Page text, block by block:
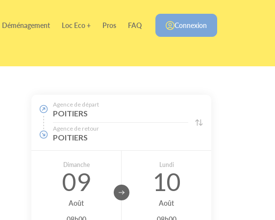
Déménagement Loc Eco + Pros FAQ Connexion
Agence de départ
POITIERS
Agence de retour
POITIERS
Dimanche
09
Août
Lundi
10
Août